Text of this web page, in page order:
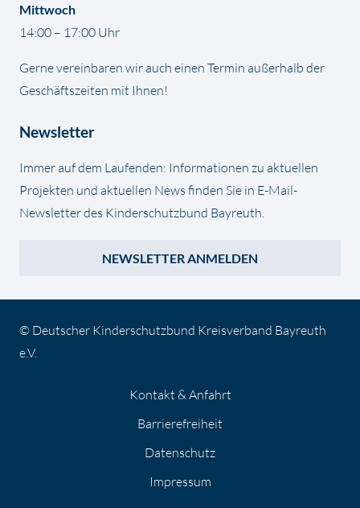
Mittwoch
14:00 – 17:00 Uhr
Gerne vereinbaren wir auch einen Termin außerhalb der
Geschäftszeiten mit Ihnen!
Newsletter
Immer auf dem Laufenden: Informationen zu aktuellen
Projekten und aktuellen News finden Sie in E-Mail-
Newsletter des Kinderschutzbund Bayreuth.
NEWSLETTER ANMELDEN
© Deutscher Kinderschutzbund Kreisverband Bayreuth
e.V.
Kontakt & Anfahrt
Barrierefreiheit
Datenschutz
Impressum